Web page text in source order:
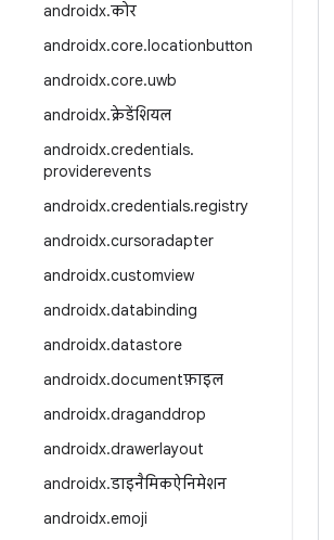
androidx.कोर
androidx.core.locationbutton
androidx.core.uwb
androidx.क्रेडेंशियल
androidx.credentials.
providerevents
androidx.credentials.registry
androidx.cursoradapter
androidx.customview
androidx.databinding
androidx.datastore
androidx.documentफ़ाइल
androidx.draganddrop
androidx.drawerlayout
androidx.डाइनैमिकऐनिमेशन
androidx.emoji